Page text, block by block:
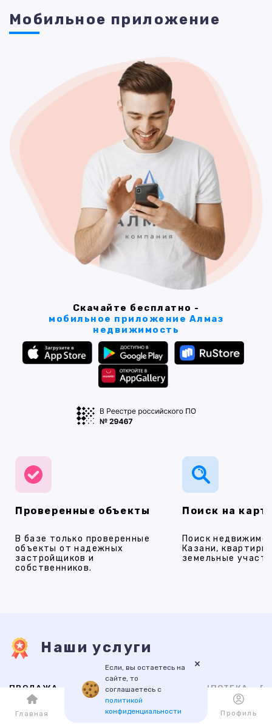
Мобильное приложение
Скачайте бесплатно -
мобильное приложение Алмаз
недвижимость
Проверенные объекты
В базе только проверенные
объекты от надежных
застройщиков и
собственников.
Поиск на
Поиск
Казани,
земельные
Наши услуги
ПРОДАЖА АРЕНДА НОВОСТРОЙКИ ИПОТЕКА
Если, вы остаетесь на
сайте, то
соглашаетесь с
политикой
конфиденциальности
×
Главная Каталог Избранное Профиль